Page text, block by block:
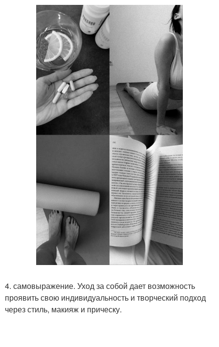
4. самовыражение. Уход за собой дает возможность
проявить свою индивидуальность и творческий подход
через стиль, макияж и прическу.